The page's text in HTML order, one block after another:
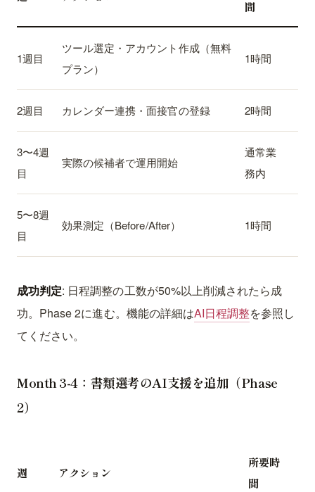
間
1週目
ツール選定・アカウント作成（無料
プラン）
1時間
2週目 カレンダー連携・面接官の登録 2時間
3〜4週
目
実際の候補者で運用開始
通常業
務内
5〜8週
目
効果測定（Before/After） 1時間
成功判定: 日程調整の工数が50%以上削減されたら成
功。Phase 2に進む。機能の詳細はAI日程調整を参照し
てください。
Month 3-4：書類選考のAI支援を追加（Phase
2）
週 アクション
所要時
間